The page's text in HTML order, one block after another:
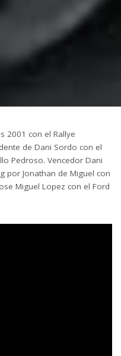
2001 con el Rallye
de Dani Sordo con el
Pedroso. Vencedor Dani
por Jonathan de Miguel con
Miguel Lopez con el Ford